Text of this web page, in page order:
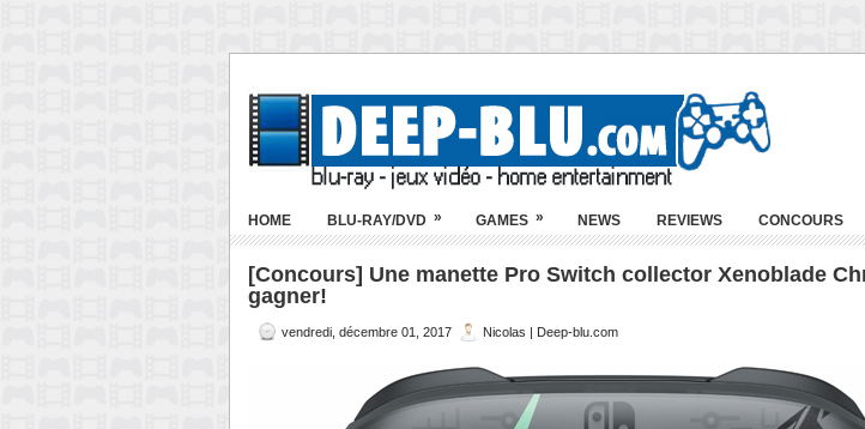
HOME BLU-RAY/DVD » GAMES » NEWS REVIEWS CONCOURS
[Concours] Une manette Pro Switch collector Xenoblade
gagner!
vendredi, décembre 01, 2017 Nicolas | Deep-blu.com